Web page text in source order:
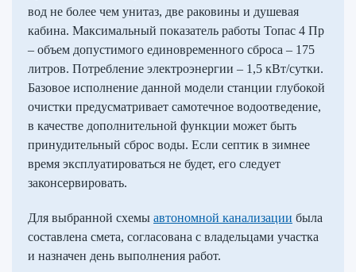
вод не более чем унитаз, две раковины и душевая
кабина. Максимальный показатель работы Топас 4 Пр
– объем допустимого единовременного сброса – 175
литров. Потребление электроэнергии – 1,5 кВт/сутки.
Базовое исполнение данной модели станции глубокой
очистки предусматривает самотечное водоотведение,
в качестве дополнительной функции может быть
принудительный сброс воды. Если септик в зимнее
время эксплуатироваться не будет, его следует
законсервировать.
Для выбранной схемы автономной канализации была
составлена смета, согласована с владельцами участка
и назначен день выполнения работ.